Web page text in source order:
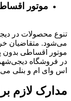
موتور
تنوع محصولات در
می‌شود. متقاضیان
موتور اقساطی بدون
در فروشگاه دیجی‌شهر
اس وای ام و بنلی می‌شود، با
مدارک لازم